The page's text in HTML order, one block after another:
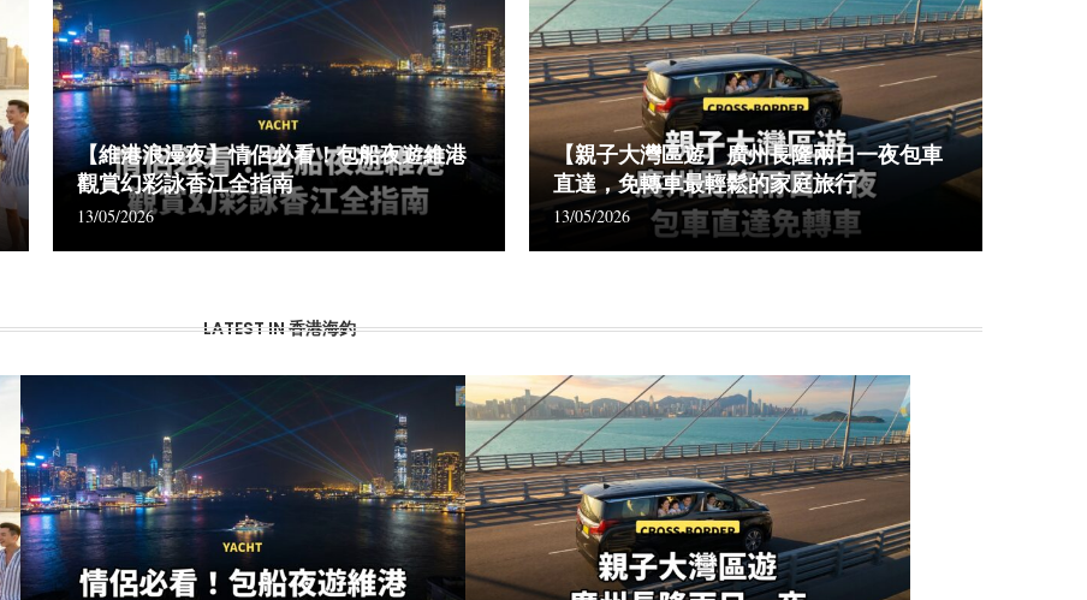
【維港浪漫夜】情侶必看！包船夜遊維港
觀賞幻彩詠香江全指南
13/05/2026
【親子大灣區遊】廣州長隆兩日一夜包車
直達，免轉車最輕鬆的家庭旅行
13/05/2026
LATEST IN 香港海釣